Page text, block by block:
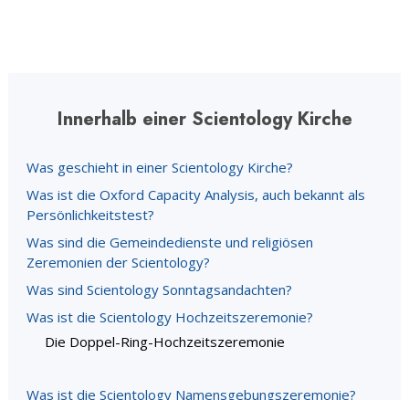
Innerhalb einer Scientology Kirche
Was geschieht in einer Scientology Kirche?
Was ist die Oxford Capacity Analysis, auch bekannt als
Persönlichkeitstest?
Was sind die Gemeindedienste und religiösen
Zeremonien der Scientology?
Was sind Scientology Sonntagsandachten?
Was ist die Scientology Hochzeitszeremonie?
Die Doppel-Ring-Hochzeitszeremonie
Was ist die Scientology Namensgebungszeremonie?